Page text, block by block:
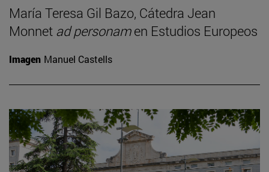
María Teresa Gil Bazo, Cátedra Jean
Monnet ad personamen Estudios Europeos
Imagen Manuel Castells